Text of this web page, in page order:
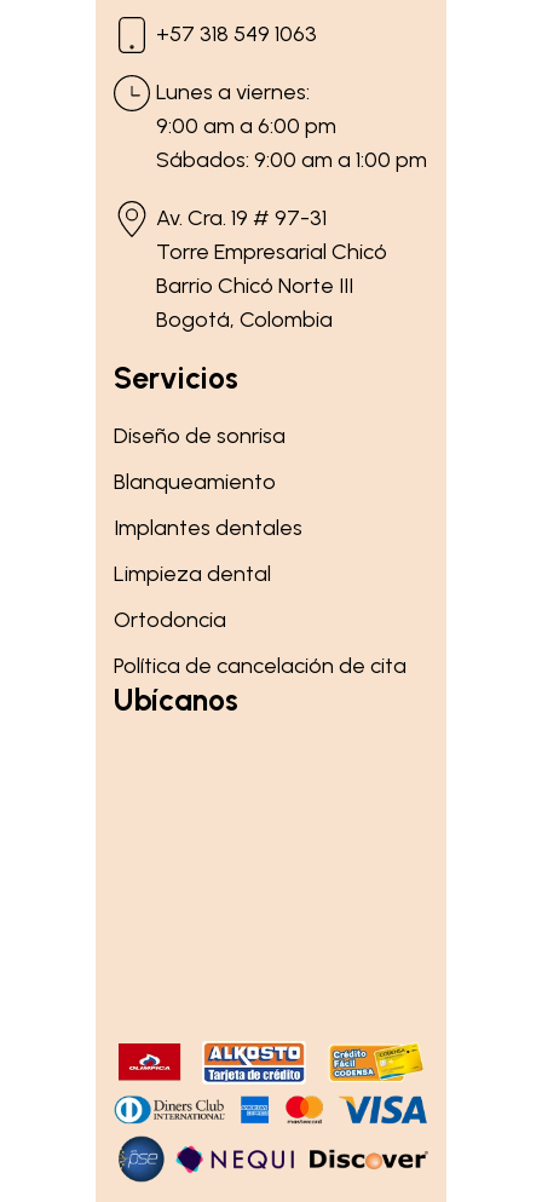
+57 318 549 1063
Lunes a viernes:
9:00 am a 6:00 pm
Sábados: 9:00 am a 1:00 pm
Av. Cra. 19 # 97-31
Torre Empresarial Chicó
Barrio Chicó Norte III
Bogotá, Colombia
Servicios
Diseño de sonrisa
Blanqueamiento
Implantes dentales
Limpieza dental
Ortodoncia
Política de cancelación de cita
Ubícanos